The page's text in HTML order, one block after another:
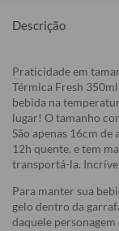
Descrição
Praticidade em
Térmica Fresh
bebida na
lugar! O tamanho
São apenas 16cm
12h quente, e tem
transportá-la.
Para manter sua
gelo dentro da
daquele personagem